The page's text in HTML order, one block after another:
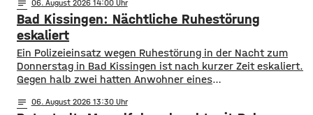
notes 06. August 2026 14:00
Bad Kissingen: Nächtliche Ruhestörung
eskaliert
Ein Polizeieinsatz wegen Ruhestörung in der Nacht zum
Donnerstag in Bad Kissingen ist nach kurzer Zeit eskaliert.
Gegen halb zwei hatten Anwohner eines
Wohnung laute Stimmen zu hören waren. N achdem die
notes 06. August 2026 13:30